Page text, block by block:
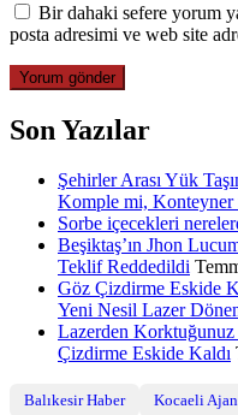
Bir dahaki sefere yorum
posta adresimi ve web site
Son Yazılar
Şehirler Arası Yük
Komple mi, Konteyner
Sorbe içecekleri
Beşiktaş’ın Jhon
Teklif Reddedildi
Göz Çizdirme Eskide
Yeni Nesil Lazer
Lazerden
Çizdirme Eskide Kaldı
Balıkesir Haber Kocaeli